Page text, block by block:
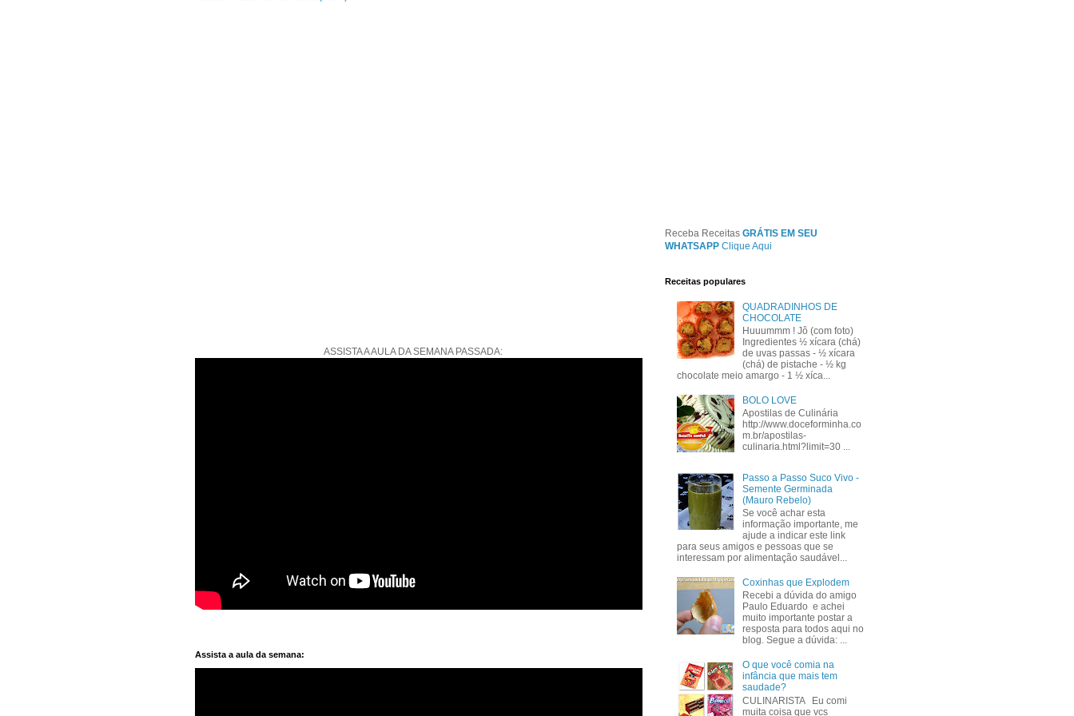
ASSISTA A AULA DA SEMANA PASSADA:
Assista a aula da semana:
Receba Receitas GRÁTIS EM SEU
WHATSAPP Clique Aqui
Receitas populares
QUADRADINHOS DE
CHOCOLATE
Huuummm ! Jô (com foto)
Ingredientes ½ xícara (chá)
de uvas passas - ½ xícara
(chá) de pistache - ½ kg
chocolate meio amargo - 1 ½ xíca...
BOLO LOVE
Apostilas de Culinária
http://www.doceforminha.co
m.br/apostilas-
culinaria.html?limit=30 ...
Passo a Passo Suco Vivo -
Semente Germinada
(Mauro Rebelo)
Se você achar esta
informação importante, me
ajude a indicar este link
para seus amigos e pessoas que se
interessam por alimentação saudável...
Coxinhas que Explodem
Recebi a dúvida do amigo
Paulo Eduardo e achei
muito importante postar a
resposta para todos aqui no
blog. Segue a dúvida: ...
O que você comia na
infância que mais tem
saudade?
CULINARISTA Eu comi
muita coisa que vcs